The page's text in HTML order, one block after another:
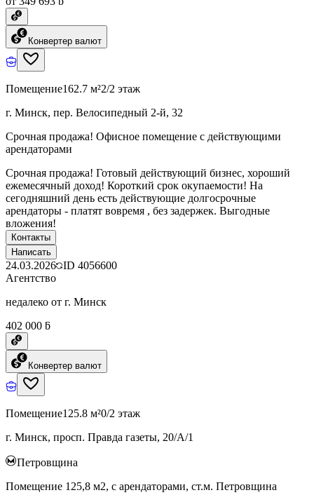
Конвертер валют
Помещение162.7 м²2/2 этаж
г. Минск, пер. Велосипедный 2-й, 32
Срочная продажа! Офисное помещение с действующими
арендаторами
Срочная продажа! Готовый действующий бизнес, хороший
ежемесячный доход! Короткий срок окупаемости! На
сегодняшний день есть действующие долгосрочные
арендаторы - платят вовремя , без задержек. Выгодные
вложения!
Контакты
Написать
24.03.2026 ID 4056600
Агентство
недалеко от г. Минск
402 000 ƃ
Конвертер валют
Помещение125.8 м²0/2 этаж
г. Минск, просп. Правда газеты, 20/А/1
Петровщина
Помещение 125,8 м2, с арендаторами, ст.м. Петровщина